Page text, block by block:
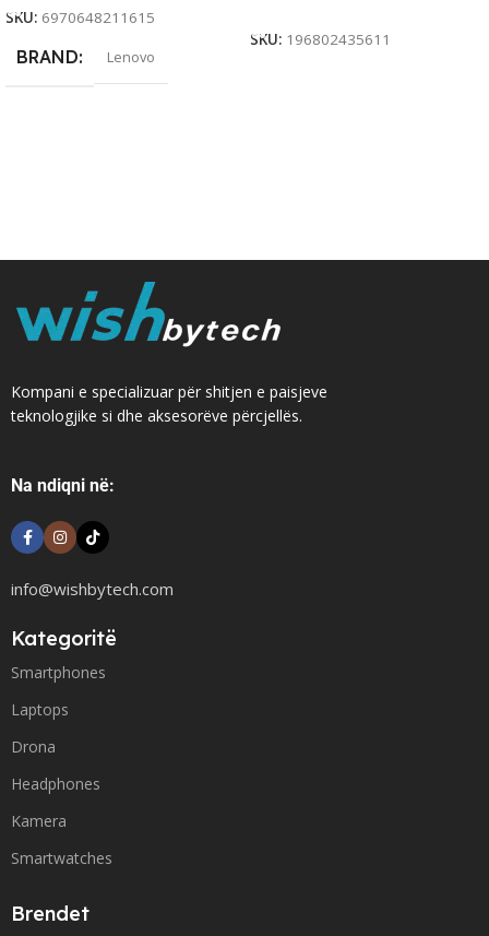
SKU: 6970648211615
BRAND Lenovo
SKU: 196802435611
Kompani e specializuar për shitjen e paisjeve
teknologjike si dhe aksesorëve përcjellës.
Na ndiqni në:
info@wishbytech.com
Kategoritë
Smartphones
Laptops
Drona
Headphones
Kamera
Smartwatches
Brendet